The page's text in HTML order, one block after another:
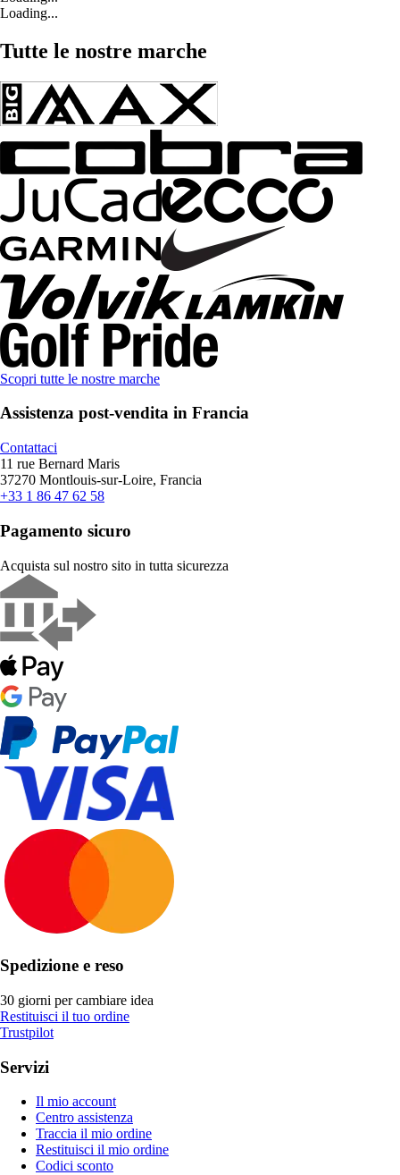
Loading...
Tutte le nostre marche
Scopri tutte le nostre marche
Assistenza post-vendita in Francia
Contattaci
11 rue Bernard Maris
37270 Montlouis-sur-Loire, Francia
+33 1 86 47 62 58
Pagamento sicuro
Acquista sul nostro sito in tutta sicurezza
Spedizione e reso
30 giorni per cambiare idea
Restituisci il tuo ordine
Trustpilot
Servizi
Il mio account
Centro assistenza
Traccia il mio ordine
Restituisci il mio ordine
Codici sconto